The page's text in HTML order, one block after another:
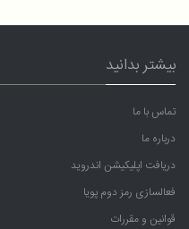
بیشتر بدانید
تماس با ما
درباره ما
دریافت اپلیکیشن اندروید
فعالسازی رمز دوم پویا
قوانین و مقررات